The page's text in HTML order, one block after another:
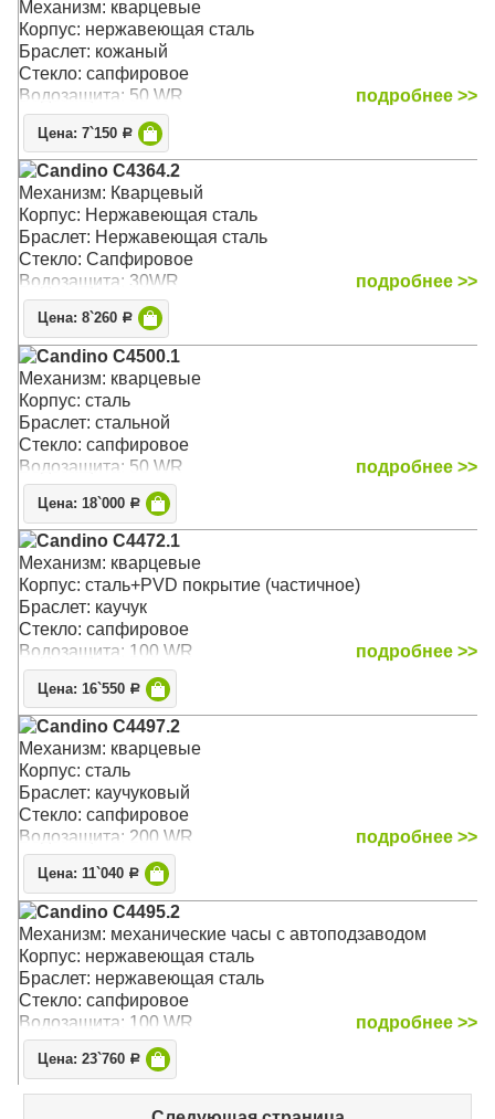
Механизм: кварцевые
Корпус: нержавеющая сталь
Браслет: кожаный
Стекло: сапфировое
Водозащита: 50 WR
подробнее >>
Цена: 7`150 Р
Candino C4364.2
Механизм: Кварцевый
Корпус: Нержавеющая сталь
Браслет: Нержавеющая сталь
Стекло: Сапфировое
Водозащита: 30WR
подробнее >>
Цена: 8`260 Р
Candino C4500.1
Механизм: кварцевые
Корпус: сталь
Браслет: стальной
Стекло: сапфировое
Водозащита: 50 WR
подробнее >>
Цена: 18`000 Р
Candino C4472.1
Механизм: кварцевые
Корпус: сталь+PVD покрытие (частичное)
Браслет: каучук
Стекло: сапфировое
Водозащита: 100 WR
подробнее >>
Цена: 16`550 Р
Candino C4497.2
Механизм: кварцевые
Корпус: сталь
Браслет: каучуковый
Стекло: сапфировое
Водозащита: 200 WR
подробнее >>
Цена: 11`040 Р
Candino C4495.2
Механизм: механические часы с автоподзаводом
Корпус: нержавеющая сталь
Браслет: нержавеющая сталь
Стекло: сапфировое
Водозащита: 100 WR
подробнее >>
Цена: 23`760 Р